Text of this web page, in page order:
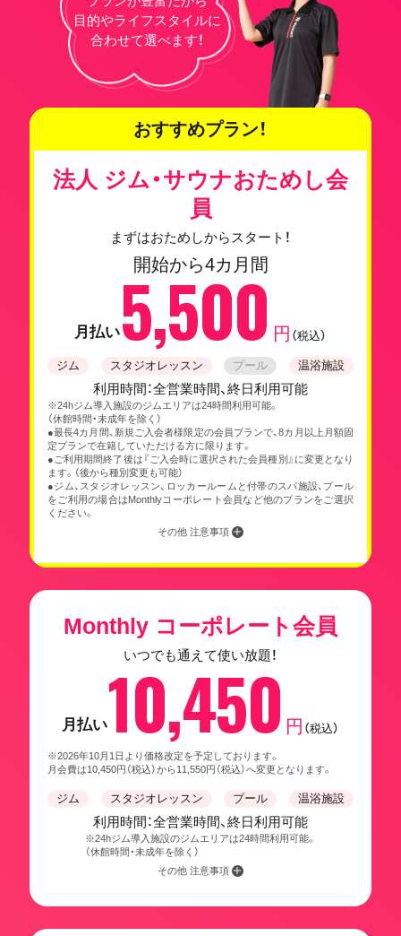
目的やライフスタイルに
合わせて選べます！
おすすめプラン！
法人 ジム・サウナおためし会
員
まずはおためしからスタート！
開始から4カ月間
月払い5,500 円 （税込）
ジム スタジオレッスン プール 温浴施設
利用時間：全営業時間、終日利用可能
※24hジム導入施設のジムエリアは24時間利用可能。
（休館時間・未成年を除く）
●最長4カ月間、新規ご入会者様限定の会員プランで、8カ月以上月額固
定プランで在籍していただける方に限ります。
●ご利用期間終了後は『ご入会時に選択された会員種別』に変更となり
ます。（後から種別変更も可能）
●ジム、スタジオレッスン、ロッカールームと付帯のスパ施設、プール
をご利用の場合はMonthlyコーポレート会員など他のプランをご選択
ください。
その他 注意事項
Monthly コーポレート会員
いつでも通えて使い放題！
月払い10,450 円 （税込）
※2026年10月1日より価格改定を予定しております。
月会費は10,450円（税込）から11,550円（税込）へ変更となります。
ジム スタジオレッスン プール 温浴施設
利用時間：全営業時間、終日利用可能
※24hジム導入施設のジムエリアは24時間利用可能。
（休館時間・未成年を除く）
その他 注意事項